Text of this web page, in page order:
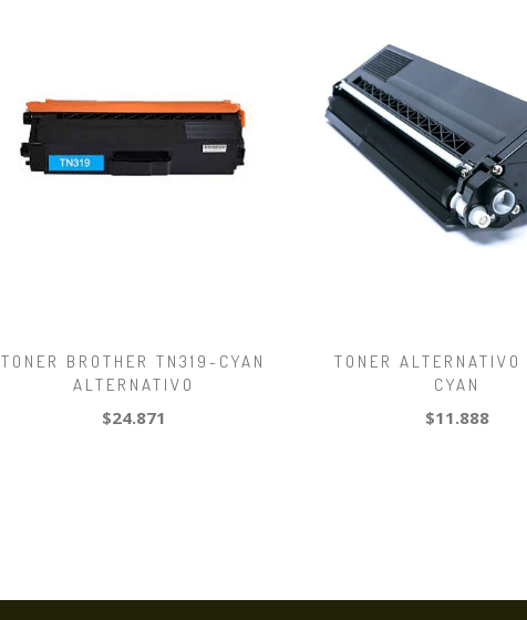
TONER BROTHER TN319-CYAN
ALTERNATIVO
$24.871
TONER
CYAN
$11.888